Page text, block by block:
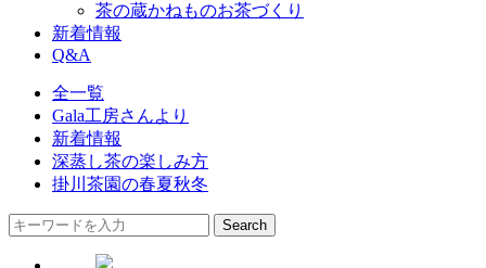
茶の蔵かねものお茶づくり
新着情報
Q&A
全一覧
Gala工房さんより
新着情報
深蒸し茶の楽しみ方
掛川茶園の春夏秋冬